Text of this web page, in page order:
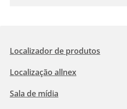
Localizador de produtos
Localização allnex
Sala de mídia